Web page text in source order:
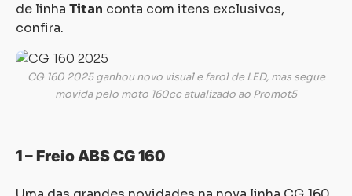
de linha Titan conta com itens exclusivos,
confira.
CG 160 2025 ganhou novo visual e farol de LED, mas segue
movida pelo moto 160cc atualizado ao Promot5
1 – Freio ABS CG 160